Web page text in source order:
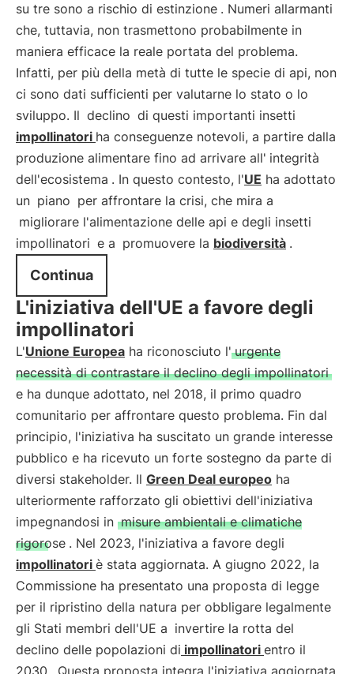
su tre sono a rischio di estinzione . Numeri allarmanti
che, tuttavia, non trasmettono probabilmente in
maniera efficace la reale portata del problema.
Infatti, per più della metà di tutte le specie di api, non
ci sono dati sufficienti per valutarne lo stato o lo
sviluppo. Il declino di questi importanti insetti
impollinatori ha conseguenze notevoli, a partire dalla
produzione alimentare fino ad arrivare all' integrità
dell'ecosistema . In questo contesto, l'UE ha adottato
un piano per affrontare la crisi, che mira a
migliorare l'alimentazione delle api e degli insetti
impollinatori e a promuovere la biodiversità .
Continua
L'iniziativa dell'UE a favore degli
impollinatori
L'Unione Europea ha riconosciuto l' urgente
necessità di contrastare il declino degli impollinatori
e ha dunque adottato, nel 2018, il primo quadro
comunitario per affrontare questo problema. Fin dal
principio, l'iniziativa ha suscitato un grande interesse
pubblico e ha ricevuto un forte sostegno da parte di
diversi stakeholder. Il Green Deal europeo ha
ulteriormente rafforzato gli obiettivi dell'iniziativa
impegnandosi in misure ambientali e climatiche
rigorose . Nel 2023, l'iniziativa a favore degli
impollinatori è stata aggiornata. A giugno 2022, la
Commissione ha presentato una proposta di legge
per il ripristino della natura per obbligare legalmente
gli Stati membri dell'UE a invertire la rotta del
declino delle popolazioni di impollinatori entro il
2030
. Questa proposta integra l'iniziativa aggiornata